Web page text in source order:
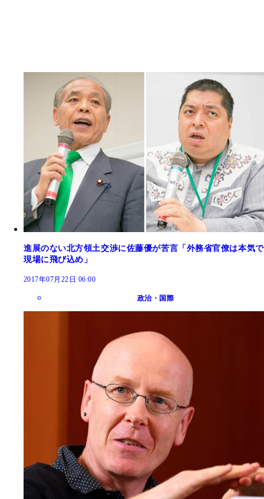
進展のない北方領土交渉に佐藤優が苦言「外務省官僚は本気で
現場に飛び込め」
2017年07月22日 06:00
政治・国際